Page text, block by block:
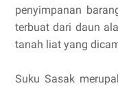
penyimpanan
terbuat dari daun
tanah liat yang
Suku Sasak